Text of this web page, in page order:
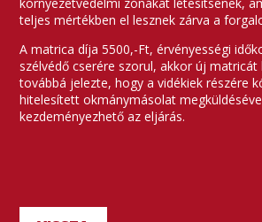
teljes mértékben el lesznek zárva a
A matrica díja 5500,-Ft, érvényességi
szélvédő cserére szorul, akkor új matricát
továbbá jelezte, hogy a vidékiek részére
hitelesített okmánymásolat
kezdeményezhető az eljárás.